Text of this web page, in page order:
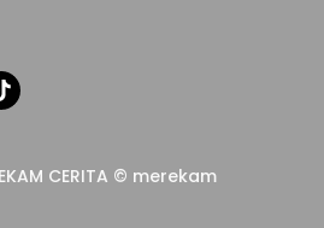
CERITA © merekam